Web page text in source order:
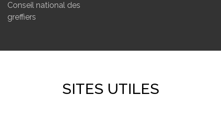
Conseil national des
greffiers
SITES UTILES